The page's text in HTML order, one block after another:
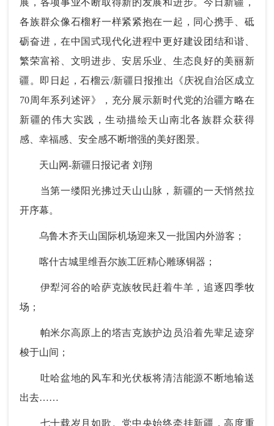
各族群众像石榴籽一样紧紧抱在一起，同心携手、砥
砺奋进，在中国式现代化进程中更好建设团结和谐、
繁荣富裕、文明进步、安居乐业、生态良好的美丽新
疆。即日起，石榴云/新疆日报推出《庆祝自治区成立
70周年系列述评》，充分展示新时代党的治疆方略在
新疆的伟大实践，生动描绘天山南北各族群众获得
感、幸福感、安全感不断增强的美好图景。
天山网-新疆日报记者 刘翔
当第一缕阳光拂过天山山脉，新疆的一天悄然拉
开序幕。
乌鲁木齐天山国际机场迎来又一批国内外游客；
喀什古城里维吾尔族工匠精心雕琢铜器；
伊犁河谷的哈萨克族牧民赶着牛羊，追逐四季牧
场；
帕米尔高原上的塔吉克族护边员沿着先辈足迹穿
梭于山间；
吐哈盆地的风车和光伏板将清洁能源不断地输送
出去……
七十载岁月如歌。党中央始终牵挂新疆，高度重